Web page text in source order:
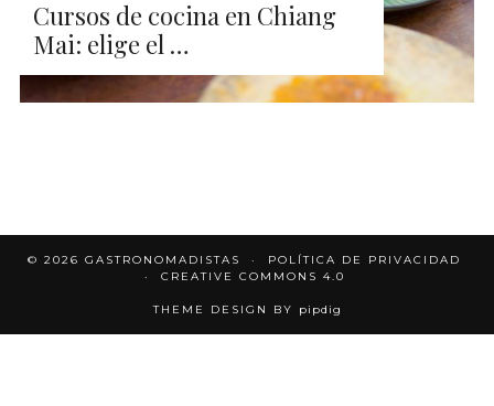
Cursos de cocina en Chiang
Mai: elige el …
© 2026 GASTRONOMADISTAS
POLÍTICA DE PRIVACIDAD
CREATIVE COMMONS 4.0
THEME DESIGN BY pipdig